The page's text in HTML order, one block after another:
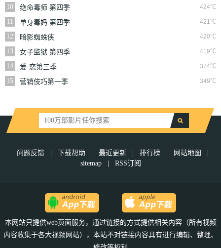
10
424℃
绝命毒师 第四季
11
421℃
单身毒妈 第四季
12
420℃
暗影蜘蛛侠
13
419℃
女子监狱 第四季
14
374℃
爱·恋第三季
15
349℃
营销伎巧第一季
问题反馈 下载帮助 最近更新 排行榜 网站地图
sitemap
RSS订阅
本网站只提供web页面服务，通过链接的方式提供相关内容（所有视频
内容收集于各大视频网站），本站不对链接内容具有进行编辑、整理、